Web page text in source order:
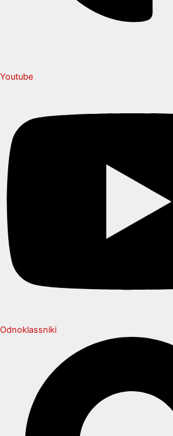
Youtube
Odnoklassniki